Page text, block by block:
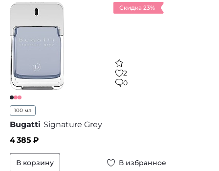
Скидка 23%
2
0
100 мл
Bugatti Signature Grey
4 385 ₽
В корзину В избранное